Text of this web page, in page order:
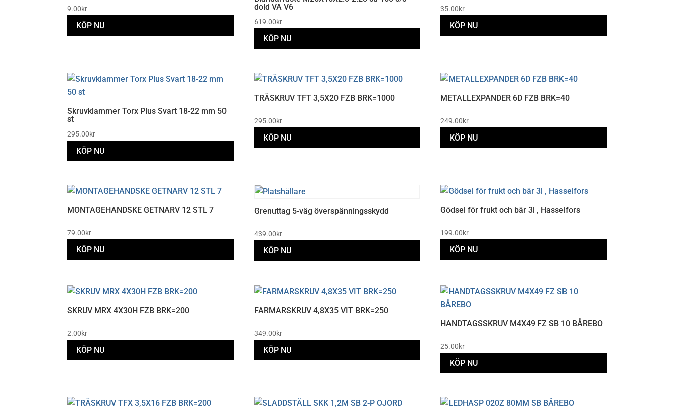
9.00kr
KÖP NU
dold VA V6
619.00kr
KÖP NU
35.00kr
KÖP NU
Skruvklammer Torx Plus Svart 18-22 mm 50
st
295.00kr
KÖP NU
TRÄSKRUV TFT 3,5X20 FZB BRK=1000
295.00kr
KÖP NU
METALLEXPANDER 6D FZB BRK=40
249.00kr
KÖP NU
MONTAGEHANDSKE GETNARV 12 STL 7
79.00kr
KÖP NU
Grenuttag 5-väg överspänningsskydd
439.00kr
KÖP NU
Gödsel för frukt och bär 3l , Hasselfors
199.00kr
KÖP NU
SKRUV MRX 4X30H FZB BRK=200
2.00kr
KÖP NU
FARMARSKRUV 4,8X35 VIT BRK=250
349.00kr
KÖP NU
HANDTAGSSKRUV M4X49 FZ SB 10 BÅREBO
25.00kr
KÖP NU